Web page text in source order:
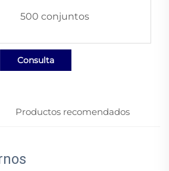
500 conjuntos
Consulta
Productos recomendados